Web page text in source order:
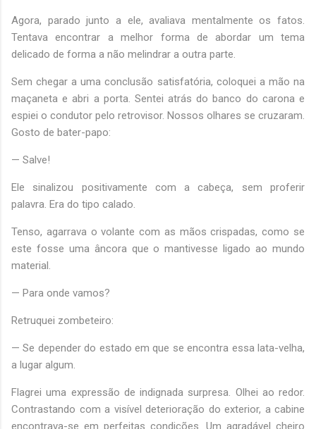
Agora, parado junto a ele, avaliava mentalmente os fatos.
Tentava encontrar a melhor forma de abordar um tema
delicado de forma a não melindrar a outra parte.
Sem chegar a uma conclusão satisfatória, coloquei a mão na
maçaneta e abri a porta. Sentei atrás do banco do carona e
espiei o condutor pelo retrovisor. Nossos olhares se cruzaram.
Gosto de bater-papo:
— Salve!
Ele sinalizou positivamente com a cabeça, sem proferir
palavra. Era do tipo calado.
Tenso, agarrava o volante com as mãos crispadas, como se
este fosse uma âncora que o mantivesse ligado ao mundo
material.
— Para onde vamos?
Retruquei zombeteiro:
— Se depender do estado em que se encontra essa lata-velha,
a lugar algum.
Flagrei uma expressão de indignada surpresa. Olhei ao redor.
Contrastando com a visível deterioração do exterior, a cabine
encontrava-se em perfeitas condições. Um agradável cheiro